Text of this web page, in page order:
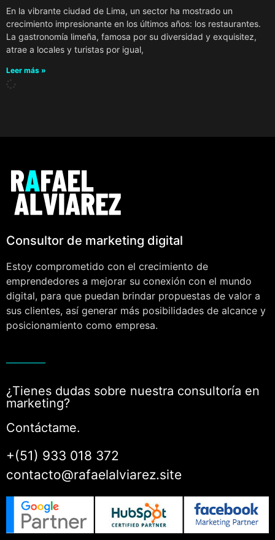
En la vibrante ciudad de Lima, un sector ha mostrado un
crecimiento impresionante en los últimos años: los restaurantes.
La gastronomía limeña, famosa por su diversidad y exquisitez,
atrae a locales y turistas por igual,
Leer más »
Consultor de marketing digital
Estoy comprometido con el crecimiento de
emprendedores a mejorar su conexión con el mundo
digital, para que puedan brindar propuestas de valor a
sus clientes, así generar más posibilidades de alcance y
posicionamiento como empresa.
¿Tienes dudas sobre nuestra consultoría en
marketing?
Contáctame.
+(51) 933 018 372
contacto@rafaelalviarez.site